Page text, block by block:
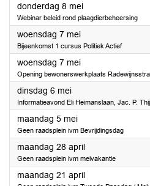
donderdag 8 mei2025
Webinar beleid rond plaagdierbeheersing
woensdag 7 mei2025
Bijeenkomst 1 cursus Politiek Actief
woensdag 7 mei2025
Opening bewonerswerkplaats
dinsdag 6 mei2025
Informatieavond Eli Heimanslaan, Jac. P.
maandag 5 mei2025
Geen raadsplein ivm Bevrijdingsdag
maandag 28 april2025
Geen raadsplein ivm meivakantie
maandag 21 april2025